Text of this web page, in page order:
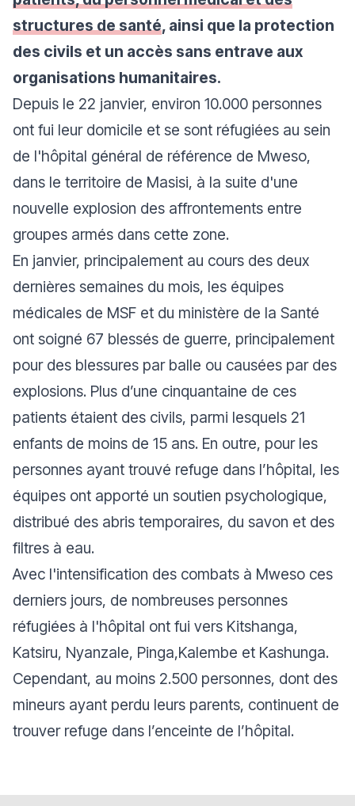
structures de santé, ainsi que la protection
des civils et un accès sans entrave aux
organisations humanitaires.
Depuis le 22 janvier, environ 10.000 personnes
ont fui leur domicile et se sont réfugiées au sein
de l'hôpital général de référence de Mweso,
dans le territoire de Masisi, à la suite d'une
nouvelle explosion des affrontements entre
groupes armés dans cette zone.
En janvier, principalement au cours des deux
dernières semaines du mois, les équipes
médicales de MSF et du ministère de la Santé
ont soigné 67 blessés de guerre, principalement
pour des blessures par balle ou causées par des
explosions. Plus d’une cinquantaine de ces
patients étaient des civils, parmi lesquels 21
enfants de moins de 15 ans. En outre, pour les
personnes ayant trouvé refuge dans l’hôpital, les
équipes ont apporté un soutien psychologique,
distribué des abris temporaires, du savon et des
filtres à eau.
Avec l'intensification des combats à Mweso ces
derniers jours, de nombreuses personnes
réfugiées à l'hôpital ont fui vers Kitshanga,
Katsiru, Nyanzale, Pinga,Kalembe et Kashunga.
Cependant, au moins 2.500 personnes, dont des
mineurs ayant perdu leurs parents, continuent de
trouver refuge dans l’enceinte de l’hôpital.